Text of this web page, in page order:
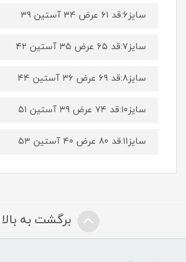
سایز۶:قد ۶۱ عرض ۳۴ آستین ۳۹
سایز۷:قد ۶۵ عرض ۳۵ آستین ۴۲
سایز۸:قد ۶۹ عرض ۳۶ آستین ۴۴
سایز۱۰:قد ۷۴ عرض ۳۹ آستین ۵۱
سایز۱۱:قد ۸۰ عرض ۴۰ آستین ۵۳
برگشت به بالا